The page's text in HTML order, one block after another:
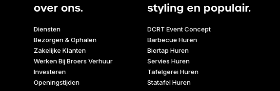
over ons.
Diensten
Bezorgen & Ophalen
Zakelijke Klanten
Werken Bij Broers Verhuur
Investeren
Openingstijden
styling en populair.
DCRT Event Concept
Barbecue Huren
Biertap Huren
Servies Huren
Tafelgerei Huren
Statafel Huren